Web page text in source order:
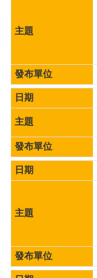
站
市
政
信
箱
見
問
題
園
市
網
站